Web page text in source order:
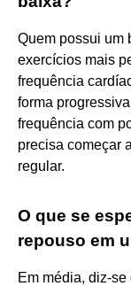
Quem possui um
exercícios mais
frequência
forma
frequência com
precisa começar
regular.
O que se
repouso em
Em média, diz-